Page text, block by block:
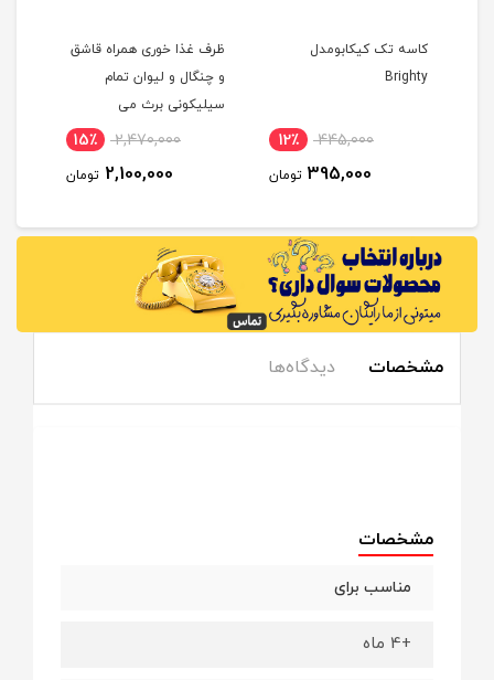
کاسه تک کیکابومدل
Brighty
445,000 12٪
395,000 تومان
ظرف غذا خوری همراه قاشق
و چنگال و لیوان تمام
سیلیکونی برث می
2,470,000 15٪
2,100,000 تومان
مشخصات دیدگاه‌ها
مشخصات
مناسب برای
+4 ماه